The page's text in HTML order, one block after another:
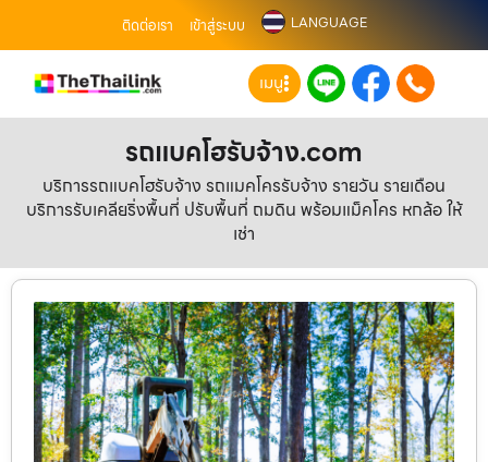
ติดต่อเรา เข้าสู่ระบบ LANGUAGE
เมนู
รถแบคโฮรับจ้าง.com
บริการรถแบคโฮรับจ้าง รถแมคโครรับจ้าง รายวัน รายเดือน
บริการรับเคลียริ่งพื้นที่ ปรับพื้นที่ ถมดิน พร้อมแม็คโคร หกล้อ ให้
เช่า